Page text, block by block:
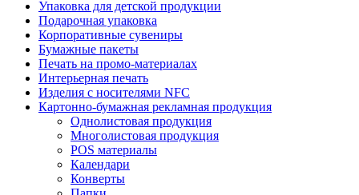
Упаковка для детской продукции
Подарочная упаковка
Корпоративные сувениры
Бумажные пакеты
Печать на промо-материалах
Интерьерная печать
Изделия с носителями NFC
Картонно-бумажная рекламная продукция
Однолистовая продукция
Многолистовая продукция
POS материалы
Календари
Конверты